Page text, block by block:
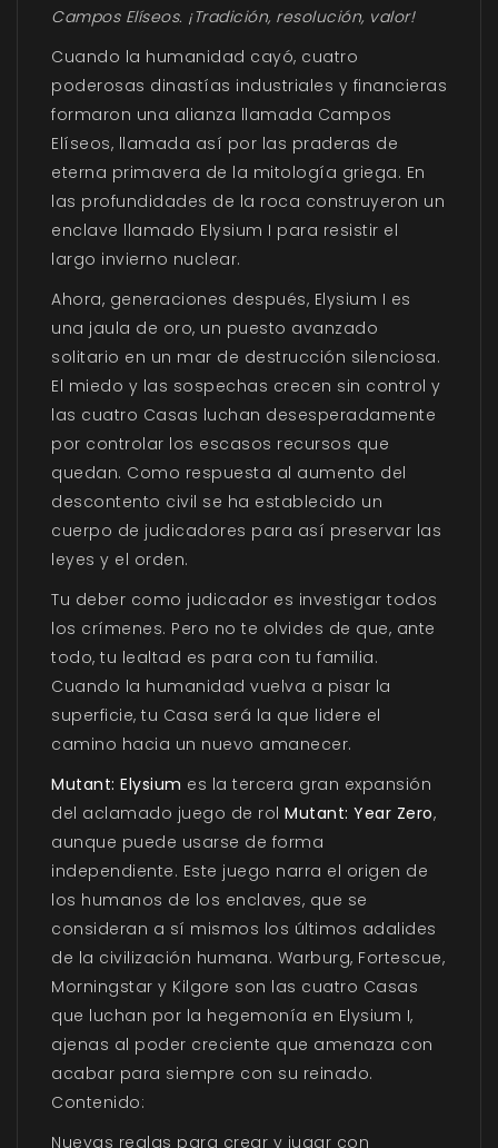
Campos Elíseos. ¡Tradición, resolución, valor!
Cuando la humanidad cayó, cuatro
poderosas dinastías industriales y financieras
formaron una alianza llamada Campos
Elíseos, llamada así por las praderas de
eterna primavera de la mitología griega. En
las profundidades de la roca construyeron un
enclave llamado Elysium I para resistir el
largo invierno nuclear.
Ahora, generaciones después, Elysium I es
una jaula de oro, un puesto avanzado
solitario en un mar de destrucción silenciosa.
El miedo y las sospechas crecen sin control y
las cuatro Casas luchan desesperadamente
por controlar los escasos recursos que
quedan. Como respuesta al aumento del
descontento civil se ha establecido un
cuerpo de judicadores para así preservar las
leyes y el orden.
Tu deber como judicador es investigar todos
los crímenes. Pero no te olvides de que, ante
todo, tu lealtad es para con tu familia.
Cuando la humanidad vuelva a pisar la
superficie, tu Casa será la que lidere el
camino hacia un nuevo amanecer.
Mutant: Elysium es la tercera gran expansión
del aclamado juego de rol Mutant: Year Zero,
aunque puede usarse de forma
independiente. Este juego narra el origen de
los humanos de los enclaves, que se
consideran a sí mismos los últimos adalides
de la civilización humana. Warburg, Fortescue,
Morningstar y Kilgore son las cuatro Casas
que luchan por la hegemonía en Elysium I,
ajenas al poder creciente que amenaza con
acabar para siempre con su reinado.
Contenido:
Nuevas reglas para crear y jugar con